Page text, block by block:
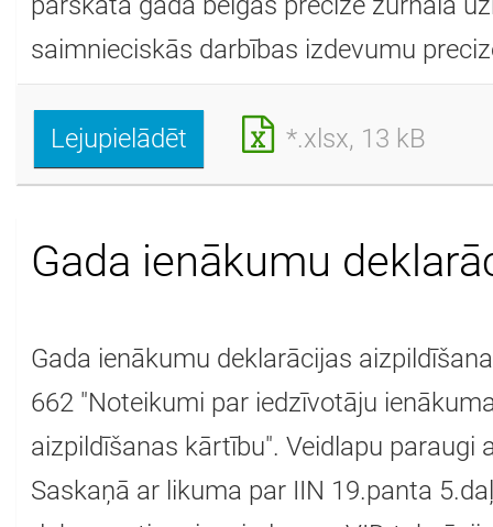
saimnieciskās darbības izdevumu
Lejupielādēt *.xlsx, 13 kB
Gada ienākumu
Gada ienākumu deklarācijas
662 "Noteikumi par iedzīvotāju
aizpildīšanas kārtību". Veidlapu
Saskaņā ar likuma par IIN 19.panta